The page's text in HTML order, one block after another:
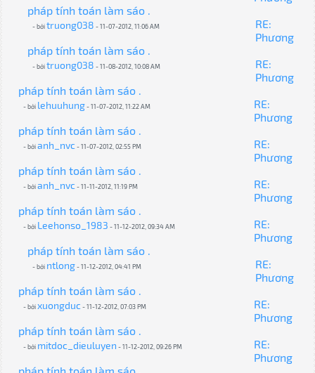
pháp tính toán làm sáo .
- bởitruong038 - 11-07-2012, 11:06 AM
RE:
Phương
pháp tính toán làm sáo .
- bởitruong038 - 11-08-2012, 10:08 AM
RE:
Phương
pháp tính toán làm sáo .
- bởi lehuuhung- 11-07-2012, 11:22 AM
RE:
Phương
pháp tính toán làm sáo .
- bởianh_nvc- 11-07-2012, 02:55 PM
RE:
Phương
pháp tính toán làm sáo .
- bởianh_nvc- 11-11-2012, 11:19 PM
RE:
Phương
pháp tính toán làm sáo .
- bởi Leehonso_1983 - 11-12-2012, 09:34 AM
RE:
Phương
pháp tính toán làm sáo .
- bởi ntlong- 11-12-2012, 04:41 PM
RE:
Phương
pháp tính toán làm sáo .
- bởixuongduc- 11-12-2012, 07:03 PM
RE:
Phương
pháp tính toán làm sáo .
- bởi mitdoc_dieuluyen - 11-12-2012, 09:26 PM
RE:
Phương